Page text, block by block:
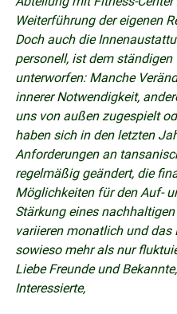
Weiterführung der eigenen
Doch auch die
personell, ist dem ständigen
unterworfen: Manche
innerer Notwendigkeit,
uns von außen zugespielt
haben sich in den letzten
Anforderungen an
regelmäßig geändert, die
Möglichkeiten für den Auf-
Stärkung eines
variieren monatlich und
sowieso mehr als nur
Liebe Freunde und
Interessierte,